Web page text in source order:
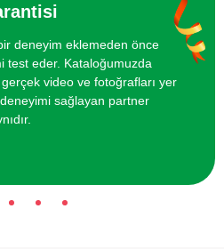
Ok Atışı
1650 TL
deneyim eklemeden önce
test eder. Kataloğumuzda
video ve fotoğrafları yer
deneyimi sağlayan partner